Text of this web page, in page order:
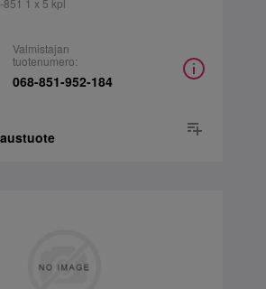
1 x 5 kpl
Valmistajan
tuotenumero:
068-851-952-184